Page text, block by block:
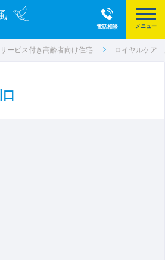
電話相談
サービス付き高齢者向け住宅 ロイヤルケア